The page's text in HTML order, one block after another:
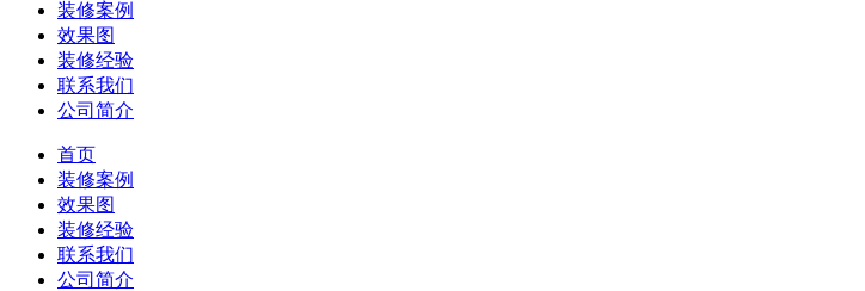
装修案例
效果图
装修经验
联系我们
公司简介
首页
装修案例
效果图
装修经验
联系我们
公司简介